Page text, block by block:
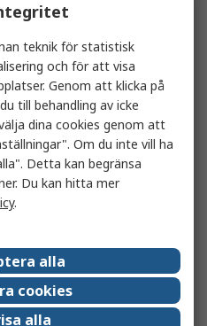
teknik för statistisk
och för att visa
Genom att klicka på
till behandling av icke
dina cookies genom att
Om du inte vill ha
Detta kan begränsa
Du kan hitta mer
.
alla
cookies
alla